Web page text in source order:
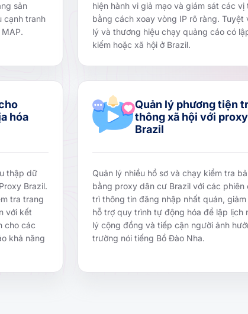
sản
cạnh tranh
hiện hành vi giả mạo và giám sát các vị
bằng cách xoay vòng IP rõ ràng. Tuyệt
lý và thương hiệu chạy quảng cáo có
kiếm hoặc xã hội ở Brazil.
hóa
thập dữ
Brazil.
tra trang
với kết
cho các
khả năng
Quản lý phương tiện
thông xã hội với
Brazil
Quản lý nhiều hồ sơ và chạy kiểm tra
bằng proxy dân cư Brazil với các phiên
trì thông tin đăng nhập nhất quán,
hỗ trợ quy trình tự động hóa để lập lịch
lý cộng đồng và tiếp cận người ảnh
trường nói tiếng Bồ Đào Nha.